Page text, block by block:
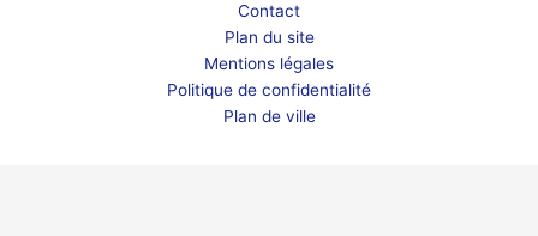
Contact
Plan du site
Mentions légales
Politique de confidentialité
Plan de ville